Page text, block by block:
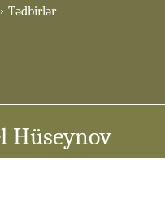
Tədbirlər
Hüseynov